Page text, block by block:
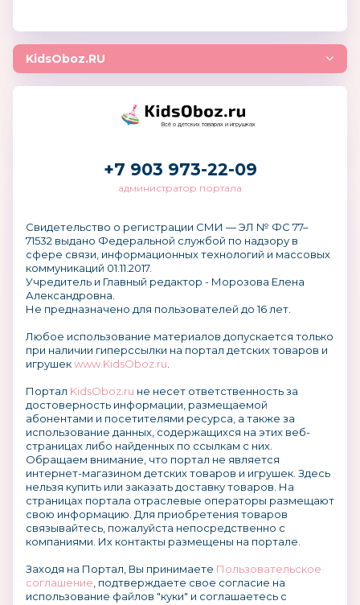
KidsOboz.RU
Всё о детских товарах и игрушках
+7 903 973-22-09
администратор портала
Свидетельство о регистрации СМИ — ЭЛ № ФС 77–
71532 выдано Федеральной службой по надзору в
сфере связи, информационных технологий и массовых
коммуникаций 01.11.2017.
Учредитель и Главный редактор - Морозова Елена
Александровна.
Не предназначено для пользователей до 16 лет.
Любое использование материалов допускается только
при наличии гиперссылки на портал детских товаров и
игрушекwww.KidsOboz.ru
Портал KidsOboz.ru не несет ответственность за
достоверность информации, размещаемой
абонентами и посетителями ресурса, а также за
использование данных, содержащихся на этих веб-
страницах либо найденных по ссылкам с них.
Обращаем внимание, что портал не является
интернет-магазином детских товаров и игрушек. Здесь
нельзя купить или заказать доставку товаров. На
страницах портала отраслевые операторы размещают
свою информацию. Для приобретения товаров
связывайтесь, пожалуйста непосредственно с
компаниями. Их контакты размещены на портале.
Заходя на Портал, Вы принимаете Пользовательское
соглашение , подтверждаете свое согласие на
использование файлов "куки" и соглашаетесь с